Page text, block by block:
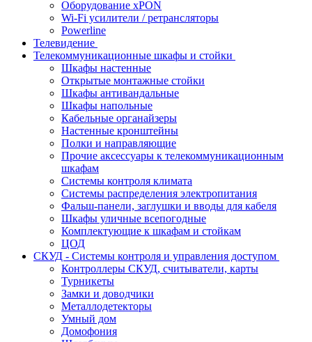
Оборудование хPON
Wi-Fi усилители / ретрансляторы
Powerline
Телевидение
Телекоммуникационные шкафы и стойки
Шкафы настенные
Открытые монтажные стойки
Шкафы антивандальные
Шкафы напольные
Кабельные органайзеры
Настенные кронштейны
Полки и направляющие
Прочие аксессуары к телекоммуникационным
шкафам
Системы контроля климата
Системы распределения электропитания
Фальш-панели, заглушки и вводы для кабеля
Шкафы уличные всепогодные
Комплектующие к шкафам и стойкам
ЦОД
СКУД - Системы контроля и управления доступом
Контроллеры СКУД, считыватели, карты
Турникеты
Замки и доводчики
Металлодетекторы
Умный дом
Домофония